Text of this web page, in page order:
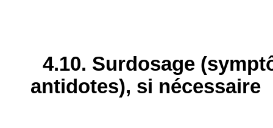
4.10. Surdosage
antidotes), si nécessaire